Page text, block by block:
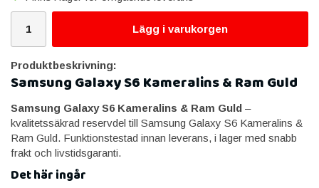
Lägg i varukorgen
Produktbeskrivning:
Samsung Galaxy S6 Kameralins & Ram Guld
Samsung Galaxy S6 Kameralins & Ram Guld –
kvalitetssäkrad reservdel till Samsung Galaxy S6 Kameralins &
Ram Guld. Funktionstestad innan leverans, i lager med snabb
frakt och livstidsgaranti.
Det här ingår